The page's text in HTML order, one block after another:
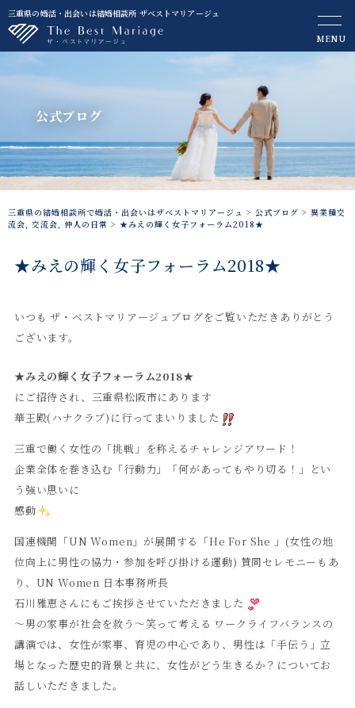
三重県の婚活・出会いは結婚相談所 ザベストマリアージュ
MENU
公式ブログ
三重県の結婚相談所で婚活・出会いはザベストマリアージュ > 公式ブログ > 異業種交
流会, 交流会, 仲人の日常 > ★みえの輝く女子フォーラム2018★
★みえの輝く女子フォーラム2018★
いつも ザ・ベストマリアージュブログをご覧いただきありがとう
ございます。
★みえの輝く女子フォーラム2018★
にご招待され、三重県松阪市にあります
華王殿(ハナクラブ)に行ってまいりました
三重で働く女性の「挑戦」を称えるチャレンジアワード！
企業全体を巻き込む「行動力」「何があってもやり切る！」とい
う強い思いに
感動
国連機関「UN Women」が展開する「He For She 」(女性の地
位向上に男性の協力・参加を呼び掛ける運動) 賛同セレモニーもあ
り、UN Women 日本事務所長
石川雅恵さんにもご挨拶させていただきました
〜男の家事が社会を救う〜笑って考える ワークライフバランスの
講演では、女性が家事、育児の中心であり、男性は「手伝う」立
場となった歴史的背景と共に、女性がどう生きるか？についてお
話しいただきました。